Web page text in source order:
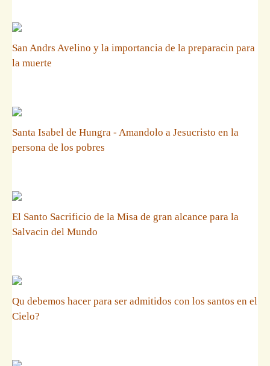
San Andrs Avelino y la importancia de la preparacin para
la muerte
Santa Isabel de Hungra - Amandolo a Jesucristo en la
persona de los pobres
El Santo Sacrificio de la Misa de gran alcance para la
Salvacin del Mundo
Qu debemos hacer para ser admitidos con los santos en el
Cielo?